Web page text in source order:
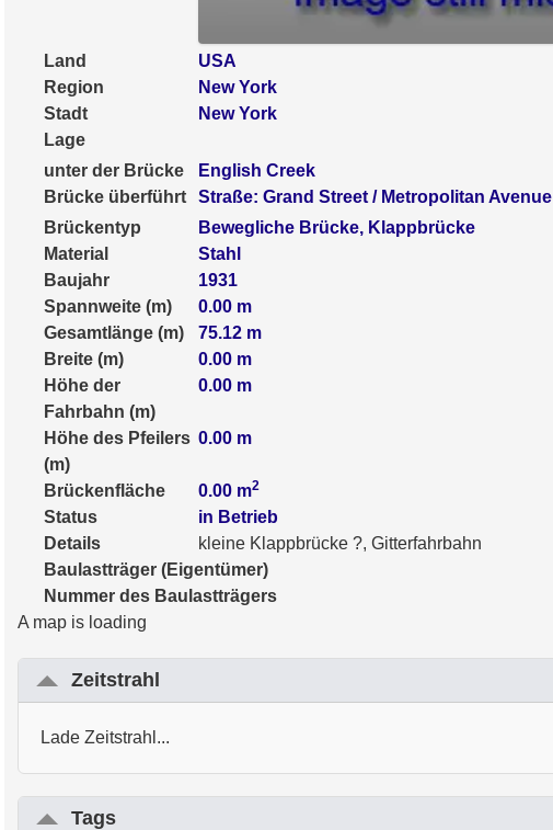
Land
USA
Region
New York
Stadt
New York
Lage
unter der Brücke
English Creek
Brücke überführt
Straße: Grand Street / Metropolitan Avenue
Brückentyp
Bewegliche Brücke, Klappbrücke
Material
Stahl
Baujahr
1931
Spannweite (m)
0.00 m
Gesamtlänge (m)
75.12 m
Breite (m)
0.00 m
Höhe der
Fahrbahn (m)
0.00 m
Höhe des Pfeilers
(m)
0.00 m
Brückenfläche 0.00 m2
Status
in Betrieb
Details
kleine Klappbrücke ?, Gitterfahrbahn
Baulastträger (Eigentümer)
Nummer des Baulastträgers
A map is loading
Zeitstrahl
Lade Zeitstrahl...
Tags